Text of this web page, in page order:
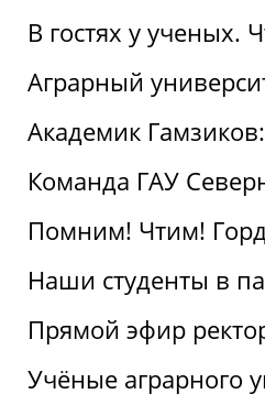
В гостях у ученых.
Аграрный
Академик
Команда ГАУ
Помним! Чтим!
Наши студенты в
Прямой эфир
Учёные аграрного